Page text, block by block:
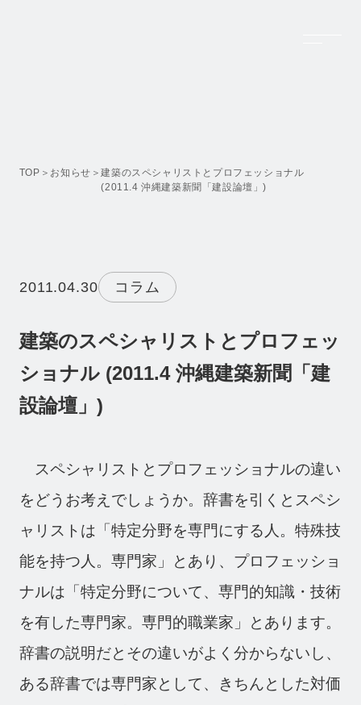
Company
Business
Recruit
採用情報
News
お知らせ
お問い合わせ
TOP お知らせ
建築のスペシャリストとプロフェッショナル
(2011.4 沖縄建築新聞「建設論壇」)
2011.04.30 コラム
建築のスペシャリストとプロフェッ
ショナル (2011.4 沖縄建築新聞「建
設論壇」)
スペシャリストとプロフェッショナルの違い
をどうお考えでしょうか。辞書を引くとスペシ
ャリストは「特定分野を専門にする人。特殊技
能を持つ人。専門家」とあり、プロフェッショ
ナルは「特定分野について、専門的知識・技術
を有した専門家。専門的職業家」とあります。
辞書の説明だとその違いがよく分からないし、
ある辞書では専門家として、きちんとした対価